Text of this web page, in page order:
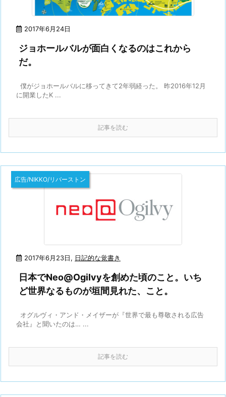
2017年6月24日
ジョホールバルが面白くなるのはこれから
だ。
僕がジョホールバルに移ってきて2年弱経った。 昨2016年12月
に開業したK ...
記事を読む
2017年6月23日
広告/NIKKO/リバーストン
, 日記的な覚書き
日本でNeo@Ogilvyを創めた頃のこと。いち
ど世界なるものが垣間見れた、こと。
オグルヴィ・アンド・メイザーが『世界で最も尊敬される広告
会社』と聞いたのは… ...
記事を読む